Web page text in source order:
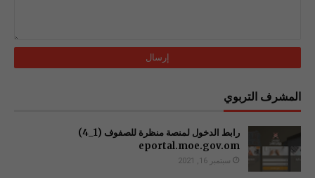
المشرف التربوي
رابط الدخول لمنصة منظرة للصفوف (1_4)
سبتمبر 16, 2021